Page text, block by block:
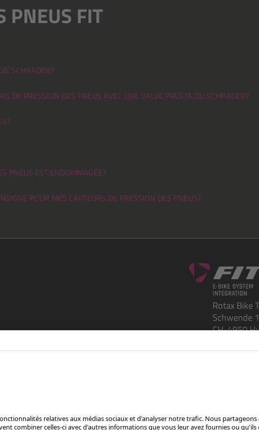
PNEUS FIT
SCHRADER?
DE PRESSION DES PNEUS AVEC UNE VALVE PRESTA OU SCHRADER?
PNEUS EST ENDOMMAGÉE?
POUR MES CAPTEURS DE PRESSION DES PNEUS?
Rotax Bike
Schwende 1
CH-4950
SUIS-NOUS SUR